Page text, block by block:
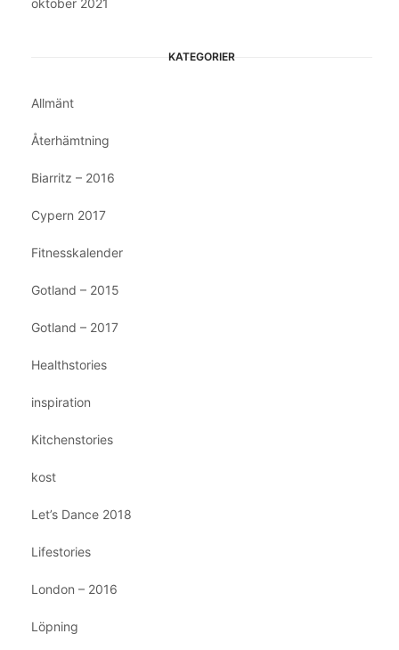
oktober 2021
KATEGORIER
Allmänt
Återhämtning
Biarritz – 2016
Cypern 2017
Fitnesskalender
Gotland – 2015
Gotland – 2017
Healthstories
inspiration
Kitchenstories
kost
Let’s Dance 2018
Lifestories
London – 2016
Löpning